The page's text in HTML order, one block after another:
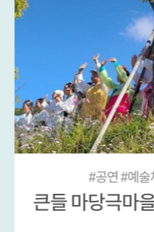
#큰들체
큰들 <청